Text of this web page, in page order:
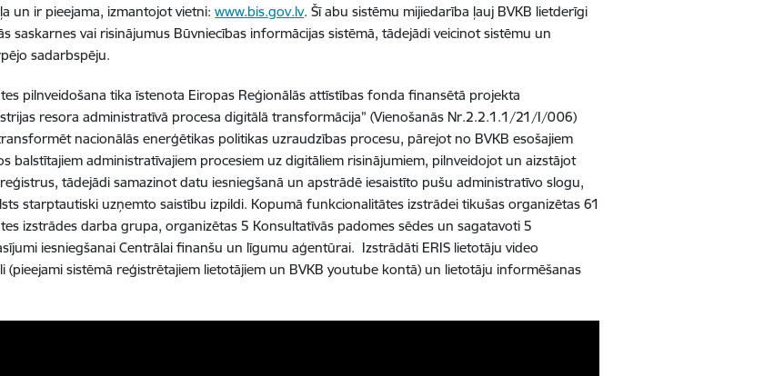
un ir pieejama, izmantojot vietni:www.bis.gov.lv. Šī abu sistēmu mijiedarība ļauj BVKB lietderīgi
saskarnes vai risinājumus Būvniecības informācijas sistēmā, tādejādi veicinot sistēmu un
sadarbspēju.
pilnveidošana tika īstenota Eiropas Reģionālās attīstības fonda finansētā projekta
resora administratīvā procesa digitālā transformācija” (Vienošanās Nr.2.2.1.1/21/I/006)
nacionālās enerģētikas politikas uzraudzības procesu, pārejot no BVKB esošajiem
balstītajiem administratīvajiem procesiem uz digitāliem risinājumiem, pilnveidojot un aizstājot
tādejādi samazinot datu iesniegšanā un apstrādē iesaistīto pušu administratīvo slogu,
starptautiski uzņemto saistību izpildi. Kopumā funkcionalitātes izstrādei tikušas organizētas 61
izstrādes darba grupa, organizētas 5 Konsultatīvās padomes sēdes un sagatavoti 5
iesniegšanai Centrālai finanšu un līgumu aģentūrai. Izstrādāti ERIS lietotāju video
(pieejami sistēmā reģistrētajiem lietotājiem un BVKB youtube kontā) un lietotāju informēšanas